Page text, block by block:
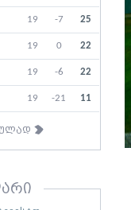
19 -7 25
19 0 22
19 -6 22
19 -21 11